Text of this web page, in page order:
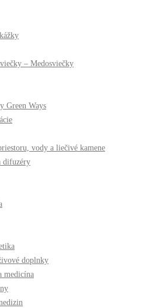
– Medosviečky
Green Ways
vody a liečivé kamene
difuzéry
doplnky
medicína